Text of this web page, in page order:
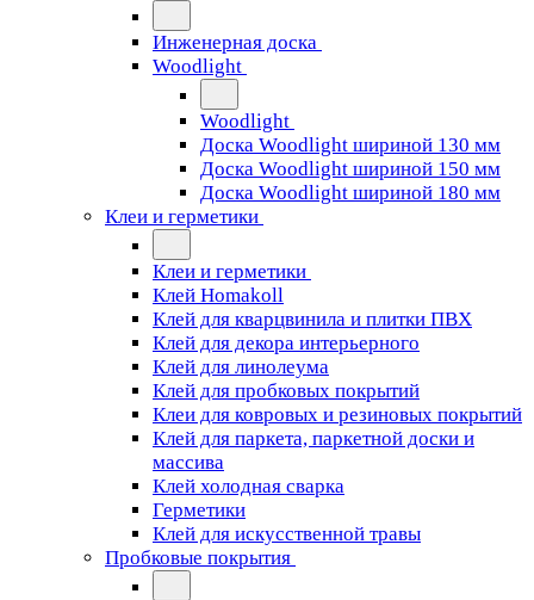
Инженерная доска
Woodlight
Woodlight
Доска Woodlight шириной 130 мм
Доска Woodlight шириной 150 мм
Доска Woodlight шириной 180 мм
Клеи и герметики
Клеи и герметики
Клей Homakoll
Клей для кварцвинила и плитки ПВХ
Клей для декора интерьерного
Клей для линолеума
Клей для пробковых покрытий
Клеи для ковровых и резиновых покрытий
Клей для паркета, паркетной доски и
массива
Клей холодная сварка
Герметики
Клей для искусственной травы
Пробковые покрытия